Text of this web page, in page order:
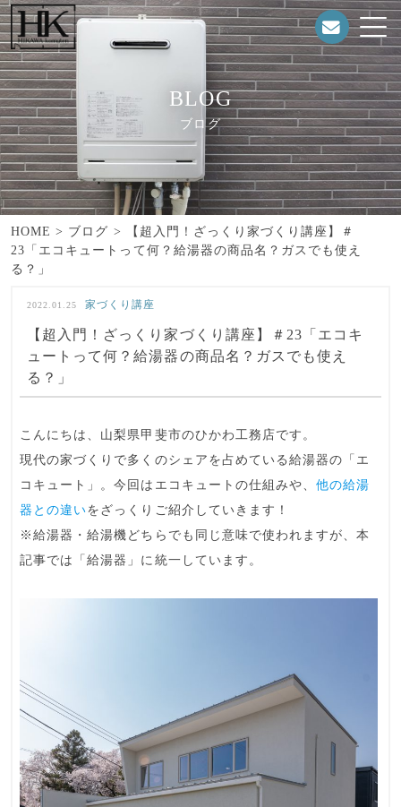
BLOG
ブログ
HOME > ブログ >
【超入門！ざっくり家づくり講座】＃
23「エコキュートって何？給湯器の商品名？ガスでも使え
る？」
【超入門！ざっくり家づくり講座】＃23「エコキ
ュートって何？給湯器の商品名？ガスでも使え
る？」
2022.01.25 家づくり講座
こんにちは、山梨県甲斐市のひかわ工務店です。
現代の家づくりで多くのシェアを占めている給湯器の「 エ
コキュート 」。今回はエコキュートの仕組みや、他の給湯
器との違いをざっくりご紹介していきます！
※給湯器・給湯機どちらでも同じ意味で使われますが、本
記事では「給湯器」に統一しています。